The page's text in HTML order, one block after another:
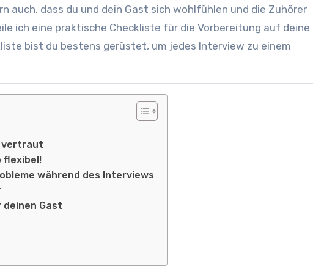
auch, dass du und dein Gast sich wohlfühlen und die Zuhörer
ich eine praktische Checkliste für die Vorbereitung auf deine
bist du bestens gerüstet, um jedes Interview zu einem
vertraut
flexibel!
während des Interviews
Gast